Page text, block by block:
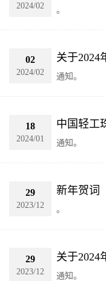
2024/02 。
02
2024/02
关于2024
通知。
18
2024/01 通知。
29
2023/12
新年贺词
。
29
2023/12
关于2024
通知。